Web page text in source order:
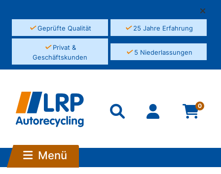
✓Geprüfte Qualität ✓25 Jahre Erfahrung
✓Privat &
Geschäftskunden
✓5 Niederlassungen
0
Menü